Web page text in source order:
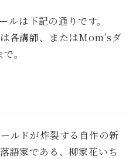
は下記の通りです。
各講師、またはMom’sダ
。
ルドが炸裂する自作の新
語家である、柳家花いち